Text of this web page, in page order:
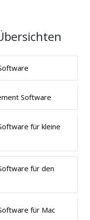
Software
für kleine
für den
für Mac